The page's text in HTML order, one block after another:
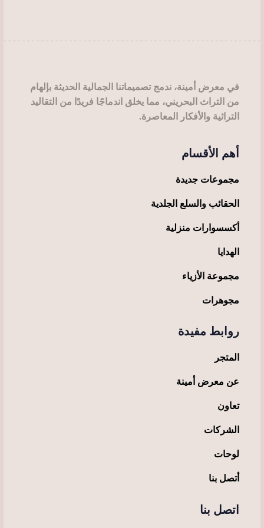
في معرض أمينة، ندمج تصميماتنا الجمالية الحديثة بإلهام
من التراث البحريني، مما يخلق اندماجًا فريدًا من التقاليد
التراثية والأفكار المعاصرة.
أهم الأقسام
مجموعات جديدة
الحقائب والسلع الجلدية
أكسسوارات منزلية
الهدايا
مجموعة الأزياء
مجوهرات
روابط مفيدة
المتجر
عن معرض أمينة
تعاون
الشركات
لوحات
أتصل بنا
اتصل بنا